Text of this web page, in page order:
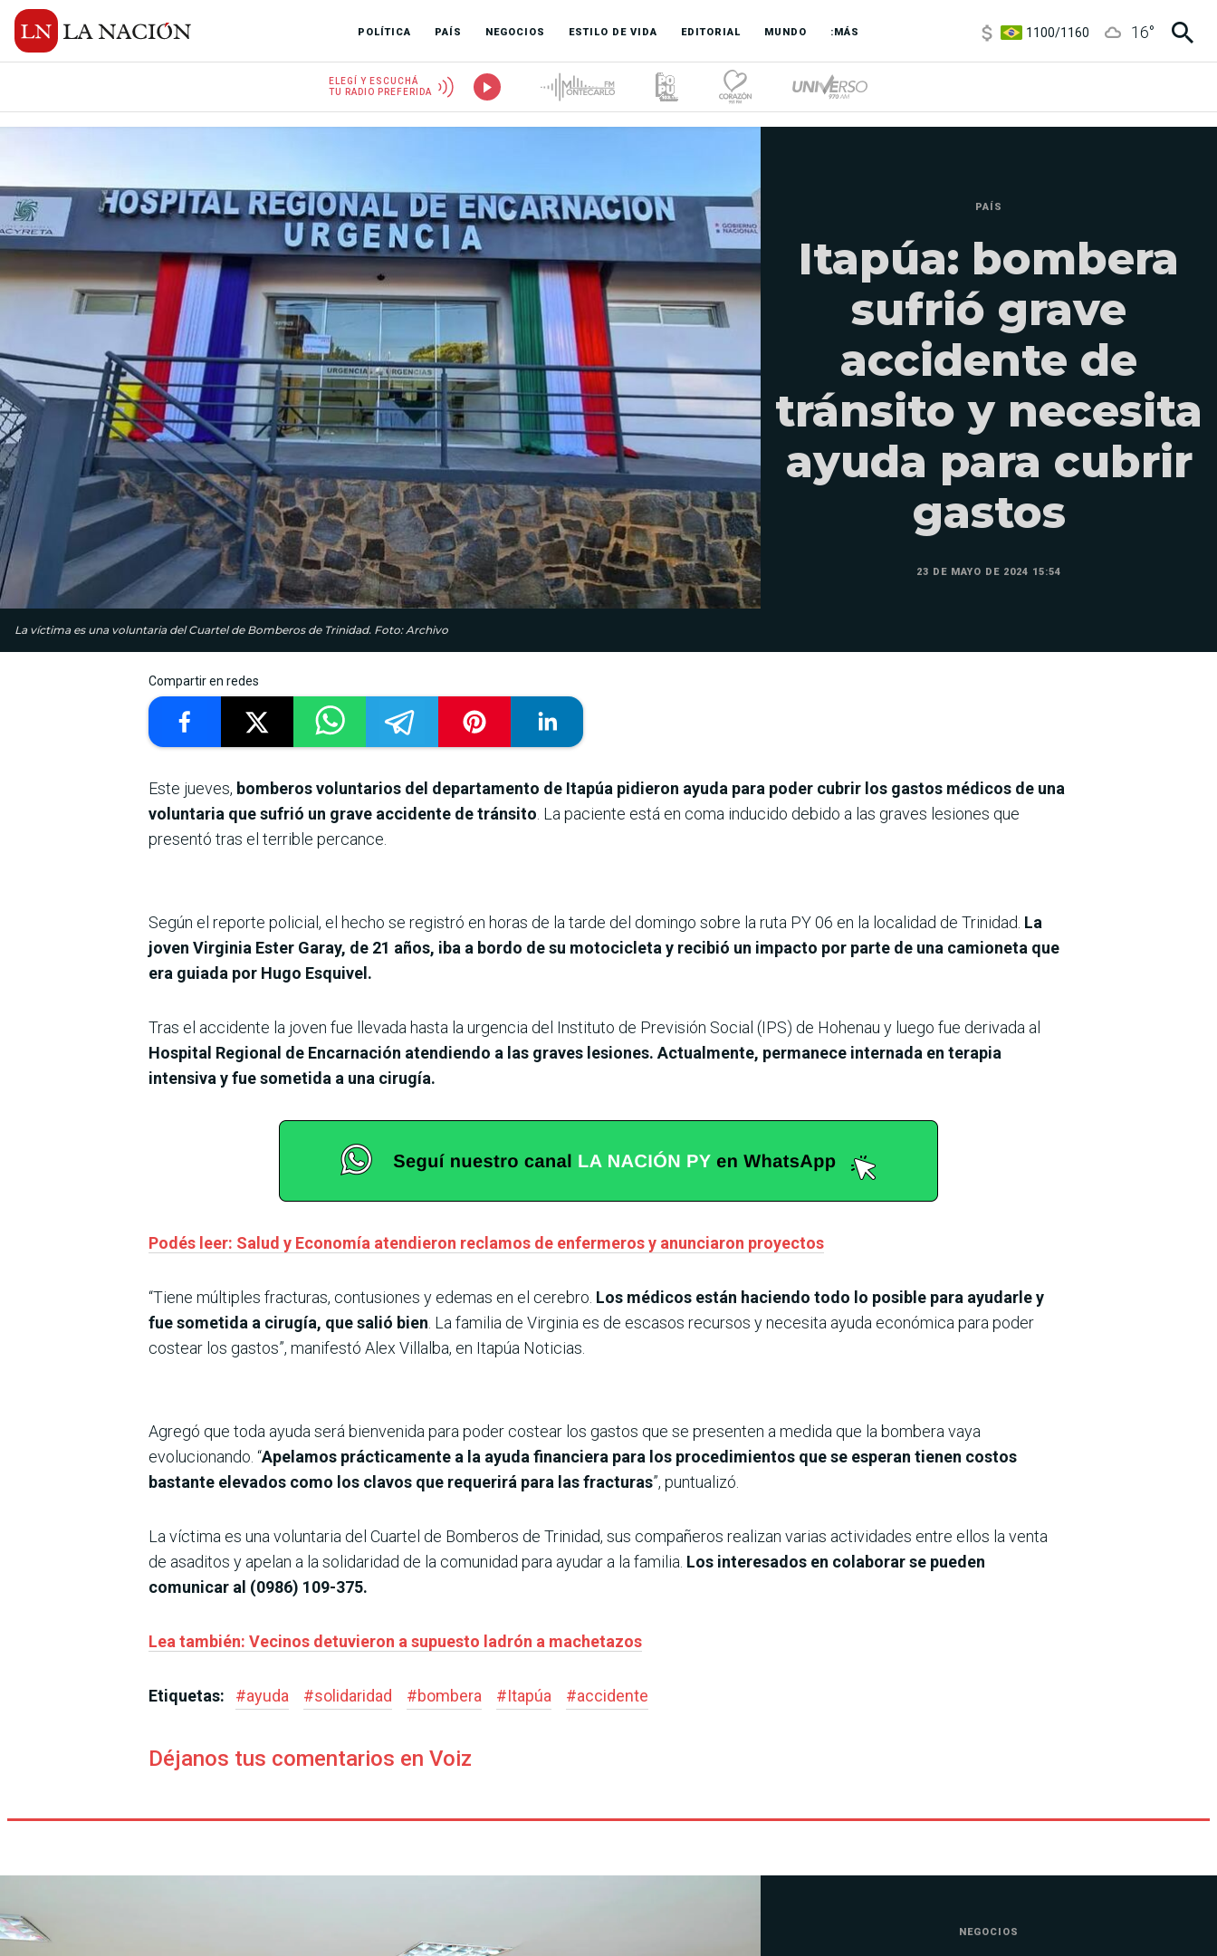
POLÍTICA PAÍS NEGOCIOS ESTILO DE VIDA EDITORIAL MUNDO :MÁS
3,8/4
16°
ELEGÍ Y ESCUCHÁ
TU RADIO PREFERIDA
La víctima es una voluntaria del Cuartel de Bomberos de Trinidad. Foto: Archivo
PAÍS
Itapúa: bombera
sufrió grave
accidente de
tránsito y necesita
ayuda para cubrir
gastos
23 DE MAYO DE 2024 15:54
Compartir en redes
Este jueves, bomberos voluntarios del departamento de Itapúa pidieron ayuda para poder cubrir los gastos médicos de una
voluntaria que sufrió un grave accidente de tránsito . La paciente está en coma inducido debido a las graves lesiones que
presentó tras el terrible percance.
Según el reporte policial, el hecho se registró en horas de la tarde del domingo sobre la ruta PY 06 en la localidad de Trinidad. La
joven Virginia Ester Garay, de 21 años, iba a bordo de su motocicleta y recibió un impacto por parte de una camioneta que
era guiada por Hugo Esquivel.
Tras el accidente la joven fue llevada hasta la urgencia del Instituto de Previsión Social (IPS) de Hohenau y luego fue derivada al
Hospital Regional de Encarnación atendiendo a las graves lesiones. Actualmente, permanece internada en terapia
intensiva y fue sometida a una cirugía.
Podés leer: Salud y Economía atendieron reclamos de enfermeros y anunciaron proyectos
“Tiene múltiples fracturas, contusiones y edemas en el cerebro. Los médicos están haciendo todo lo posible para ayudarle y
fue sometida a cirugía, que salió bien . La familia de Virginia es de escasos recursos y necesita ayuda económica para poder
costear los gastos”, manifestó Alex Villalba, en Itapúa Noticias.
Agregó que toda ayuda será bienvenida para poder costear los gastos que se presenten a medida que la bombera vaya
evolucionando. “Apelamos prácticamente a la ayuda financiera para los procedimientos que se esperan tienen costos
bastante elevados como los clavos que requerirá para las fracturas”, puntualizó.
La víctima es una voluntaria del Cuartel de Bomberos de Trinidad, sus compañeros realizan varias actividades entre ellos la venta
de asaditos y apelan a la solidaridad de la comunidad para ayudar a la familia. Los interesados en colaborar se pueden
comunicar al (0986) 109-375.
Lea también: Vecinos detuvieron a supuesto ladrón a machetazos
Etiquetas: #ayuda #solidaridad #bombera #Itapúa #accidente
Déjanos tus comentarios en Voiz
NEGOCIOS